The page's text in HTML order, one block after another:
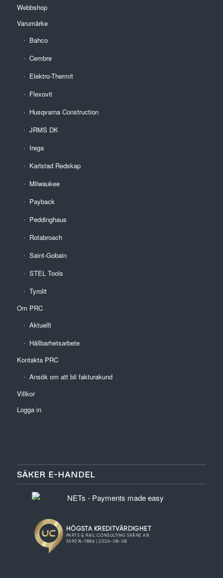
Webbshop
Varumärke
Bahco
Cembre
Elektro-Thermit
Flexovit
Husqvarna Construction
JRMS DK
Irega
Karlstad Redskap
Milwaukee
Payback
Peddinghaus
Rotabroach
Saint-Gobain
STEL Tools
Tyrolit
Om PRC
Aktuellt
Hållbarhetsarbete
Kontakta PRC
Ansök om att bli fakturakund
Villkor
Logga in
SÄKER E-HANDEL